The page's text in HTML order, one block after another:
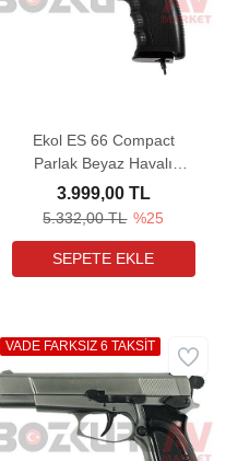
Ekol ES 66 Compact
Parlak Beyaz Havalı
Tabanca
5.332,00 TL %25
3.999,00 TL
VADE FARKSIZ 6 TAKSİT